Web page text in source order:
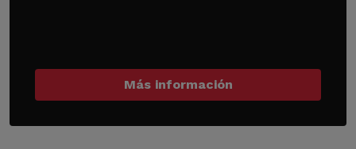
Más información